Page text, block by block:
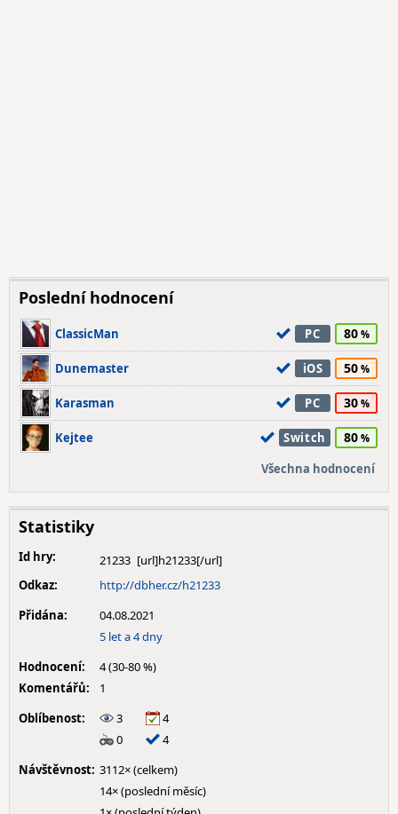
Poslední hodnocení
ClassicMan PC 80
Dunemaster iOS 50
Karasman PC 30
Kejtee Switch 80
Všechna hodnocení
Statistiky
Id hry:
21233
Odkaz:
http://dbher.cz/h21233
Přidána:
04.08.2021
5 let a 4 dny
Hodnocení:
4 (30-80 %)
Komentářů:
1
Oblíbenost:
3
4
0
4
Návštěvnost: 3112× (celkem)
14× (poslední měsíc)